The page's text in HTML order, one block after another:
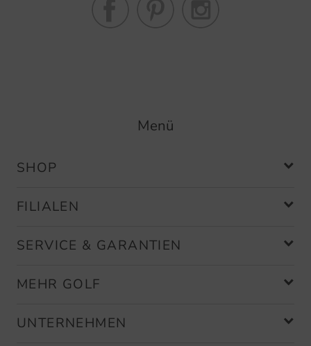
Menü
SHOP
FILIALEN
SERVICE & GARANTIEN
MEHR GOLF
UNTERNEHMEN